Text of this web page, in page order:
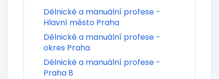
Dělnické a manuální profese -
Hlavní město Praha
Dělnické a manuální profese -
okres Praha
Dělnické a manuální profese -
Praha 8